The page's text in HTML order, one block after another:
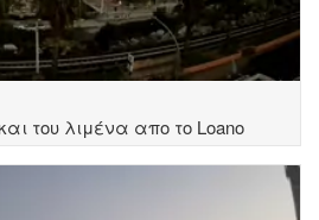
του λιμένα απο το Loano